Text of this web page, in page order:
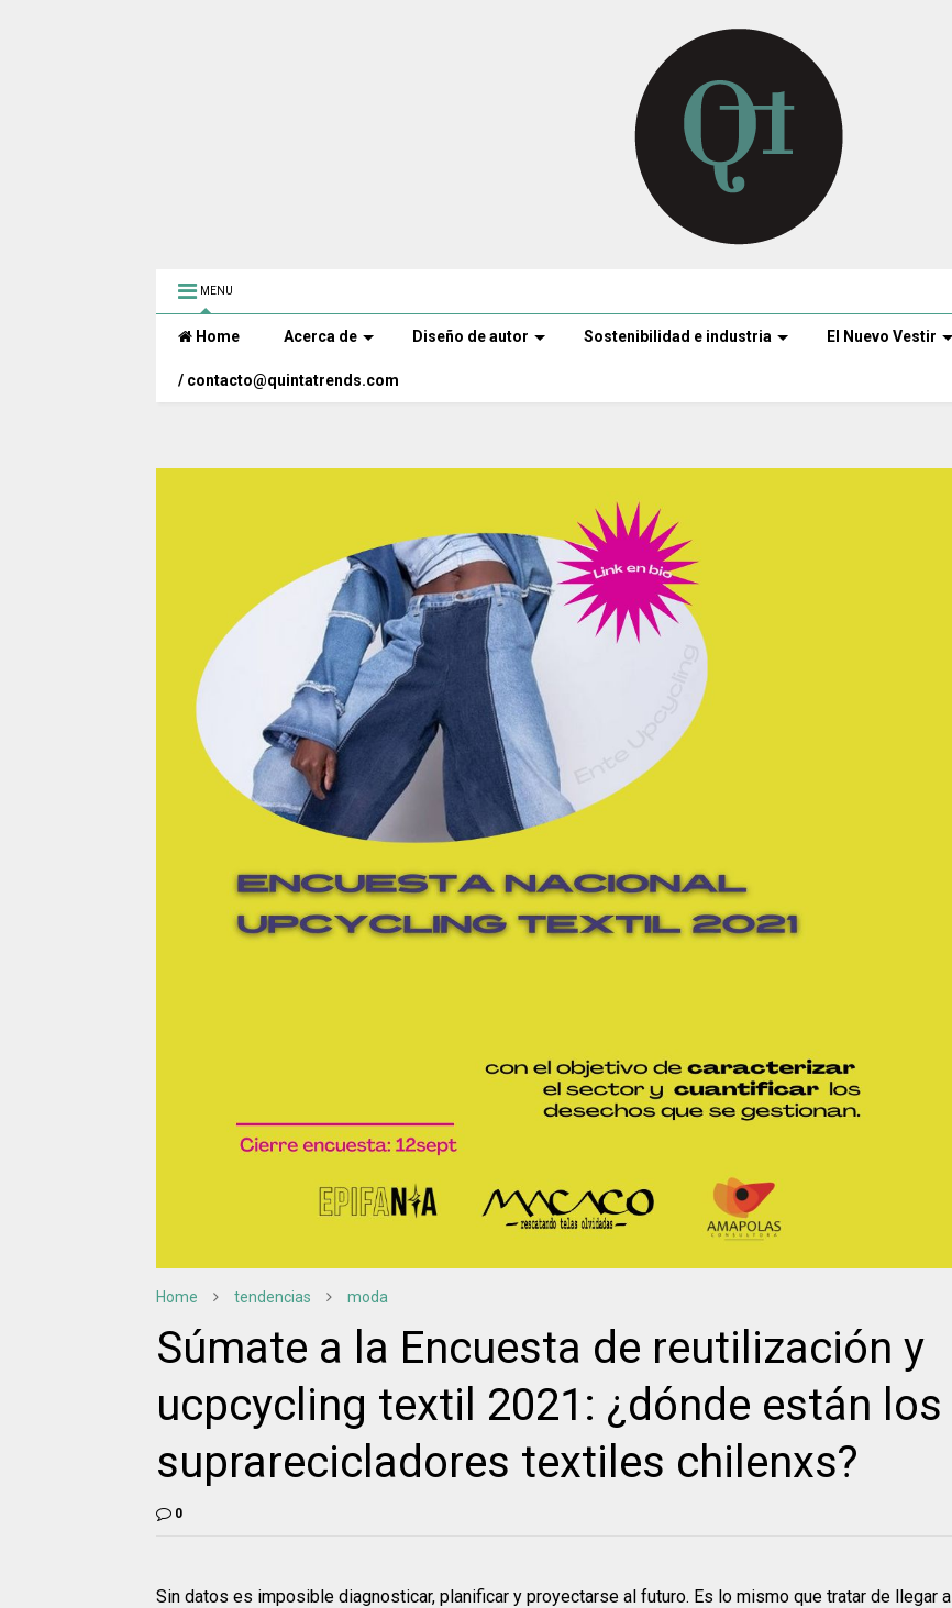
MENU
Home Acerca de Diseño de autor Sostenibilidad e industria El Nuevo Vestir
/ contacto@quintatrends.com
Home tendencias moda
Súmate a la Encuesta de reutilización y
ucpcycling textil 2021: ¿dónde están los
suprarecicladores textiles chilenxs?
0
Sin datos es imposible diagnosticar, planificar y proyectarse al futuro. Es lo mismo que tratar de llegar a